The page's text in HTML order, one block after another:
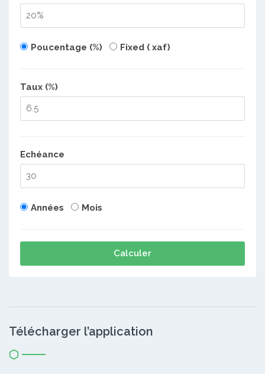
Poucentage (%) Fixed ( xaf)
Taux (%)
Echéance
Années Mois
Calculer
Télécharger l’application